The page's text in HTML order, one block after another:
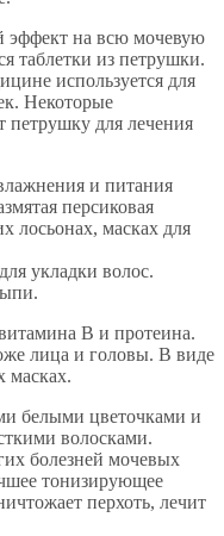
эффект на всю мочевую
таблетки из петрушки.
используется для
Некоторые
петрушку для лечения
и питания
персиковая
лосьонах, масках для
укладки волос.
В и протеина.
лица и головы. В виде
белыми цветочками и
волосками.
болезней мочевых
тонизирующее
перхоть, лечит